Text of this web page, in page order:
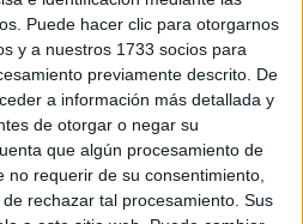
Puede hacer clic para otorgarnos
y a nuestros 1733 socios para
previamente descrito. De
a información más detallada y
de otorgar o negar su
que algún procesamiento de
requerir de su consentimiento,
rechazar tal procesamiento. Sus
en camisolas,
y pantallas de cascos
pantalones y zapatos técnicos
por la Benemérita.
otros 495 euros más en
a la Guardia Civil de Ceuta por